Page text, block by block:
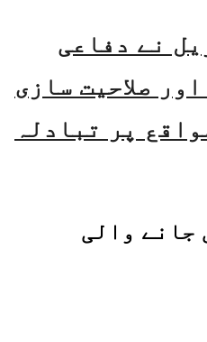
نے دفاعی
صلاحیت سازی
پر تبادلہ
جانے والی